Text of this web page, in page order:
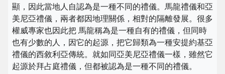
顯，因此當地人自認為是一種不同的禮儀。馬龍禮儀和亞
美尼亞禮儀，兩者都因地理關係，相對的隔離發展。很多
權威專家也因此把 馬龍稱為是一種自有的禮儀，但同時
也有少數的人，因它的起源，把它歸類為一種安提約基亞
禮儀的西敘利亞傳統。就如同亞美尼亞禮儀一樣，雖然它
起源於拜占庭禮儀，但都被認為是一種不同的禮儀。